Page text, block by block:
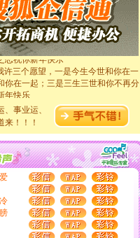
的心,在这个特别的日子里,愿幸福,
好的祝愿与你同在.圣诞快乐!
；看不到你我要充电；没有你我会
，想你是我事业，抱你是我特长，吻
祝你新年快乐
三个愿望，一是今生今世和你在一
你在一起；三是三生三世和你不再分
年快乐
离去那一刻，你在我身后无助地哭
我多么爱你。我转身抱住你：这猪不
年快乐。
圆，半岛铁盒伴身边，每日尽显开心
烟，劳碌人生需尽欢！听一曲轻歌，
祥万事如愿
四片叶子：第一片叶子是信仰，第二
片叶子是爱情，第四片叶子是幸运。
你新年快乐！
，想想没什么送给你的，又不打算给
千万：千万快乐！千万要健康！千万
！千万不要忘记我！
事业运、
来！！！